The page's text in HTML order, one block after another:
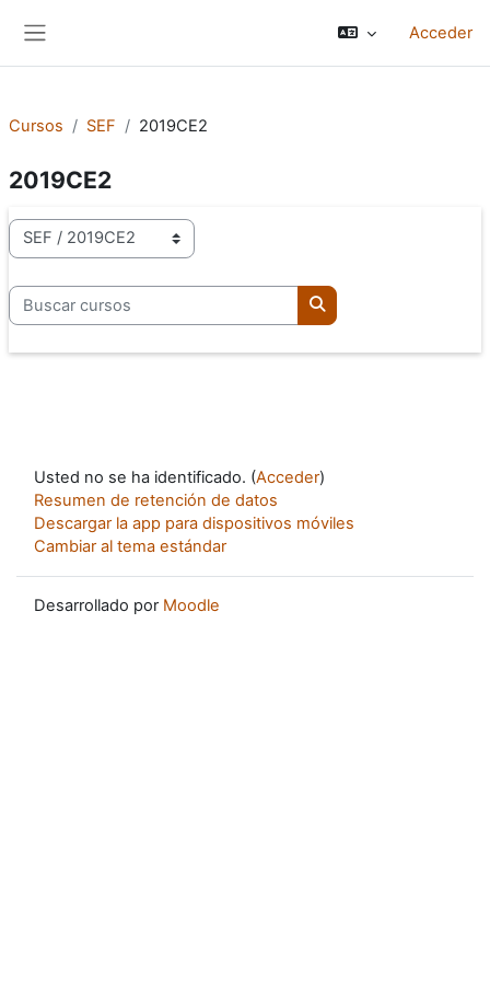
Acceder
Cursos SEF 2019CE2
2019CE2
Categorías
Buscar cursos
Buscar cursos
Usted no se ha identificado. (Acceder)
Resumen de retención de datos
Descargar la app para dispositivos móviles
Cambiar al tema estándar
Desarrollado por Moodle